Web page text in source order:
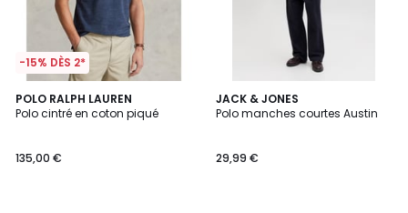
-15% DÈS 2*
POLO RALPH LAUREN
Polo cintré en coton piqué
135,00 €
3,9
/ 5
JACK & JONES
Polo manches courtes Austin
29,99 €
5
/
3
Couleurs